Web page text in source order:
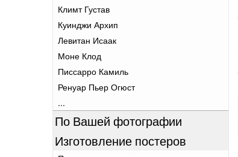
Климт Густав
Куинджи Архип
Левитан Исаак
Моне Клод
Писсарро Камиль
Ренуар Пьер Огюст
...
По Вашей фотографии
Изготовление постеров